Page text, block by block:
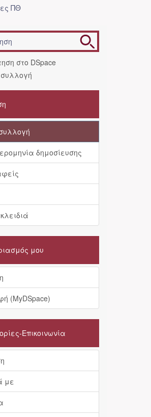
ΠΘ
στο DSpace
δημοσίευσης
μου
(MyDSpace)
Επικοινωνία
με